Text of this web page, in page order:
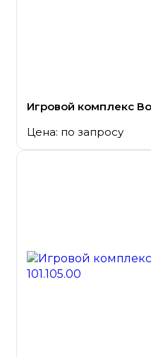
Игровой комплекс
Цена: по запросу